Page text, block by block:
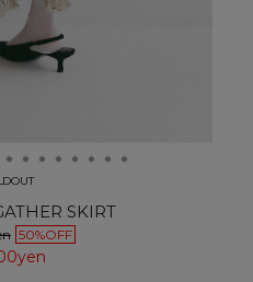
SKIRT
50%OFF